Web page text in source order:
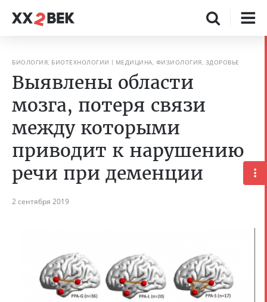
БИОЛОГИЯ, БИОТЕХНОЛОГИИ МЕДИЦИНА, ФИЗИОЛОГИЯ, ЗДОРОВЬЕ
Выявлены области
мозга, потеря связи
между которыми
приводит к нарушению
речи при деменции
2 сентября 2019